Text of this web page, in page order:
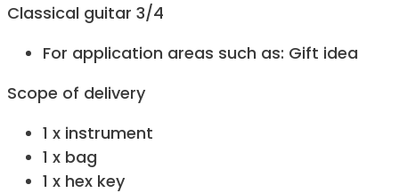
Classical guitar 3/4
For application areas such as: Gift idea
Scope of delivery
1 x instrument
1 x bag
1 x hex key